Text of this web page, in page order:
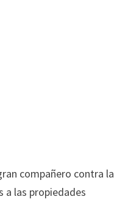
compañero contra la
a las propiedades